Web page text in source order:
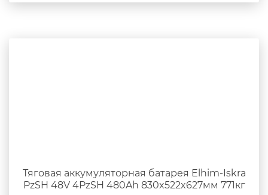
Тяговая аккумуляторная батарея Elhim-Iskra
PzSH 48V 4PzSH 480Ah 830x522x627мм 771кг